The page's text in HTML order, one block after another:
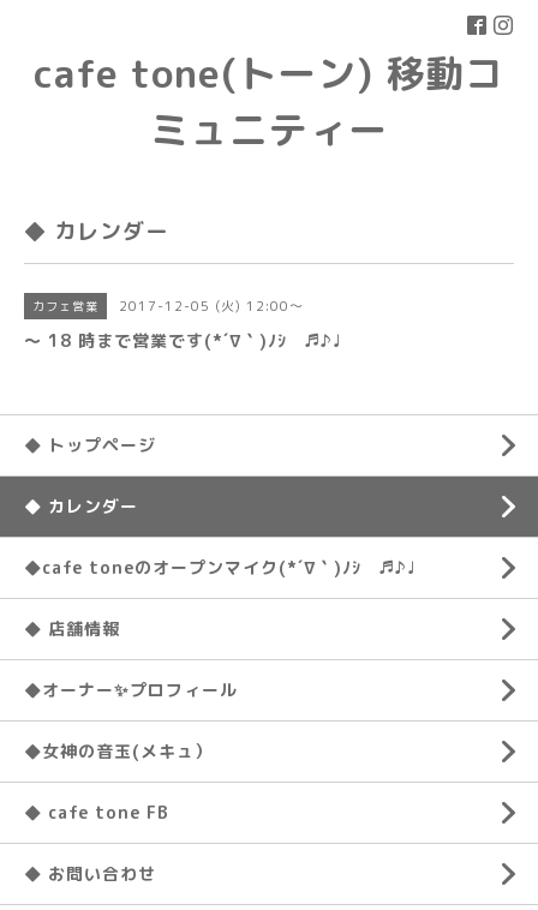
cafe tone(トーン) 移動コ
ミュニティー
◆ カレンダー
カフェ営業 2017-12-05 (火) 12:00～
〜 18 時まで営業です(*´∇｀)ﾉｼ ♬♪♩
◆ トップページ
◆ カレンダー
◆cafe toneのオープンマイク(*´∇｀)ﾉｼ ♬♪♩
◆ 店舗情報
◆オーナー✨プロフィール
◆女神の音玉(メキュ）
◆ cafe tone FB
◆ お問い合わせ